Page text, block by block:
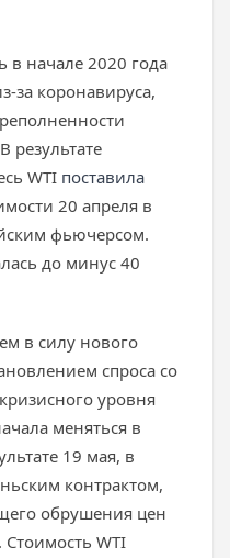
начале 2020 года
за коронавируса,
WTI поставила
20 апреля в
фьючерсом.
до минус 40
в силу нового
спроса со
уровня
меняться в
19 мая, в
контрактом,
обрушения цен
WTI